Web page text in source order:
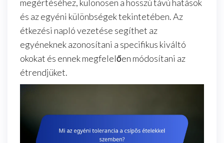
megértéséhez, különösen a hosszú távú hatások
és az egyéni különbségek tekintetében. Az
étkezési napló vezetése segíthet az
egyéneknek azonosítani a specifikus kiváltó
okokat és ennek megfelelően módosítani az
étrendjüket.